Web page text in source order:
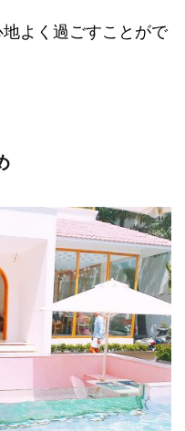
よく過ごすことがで